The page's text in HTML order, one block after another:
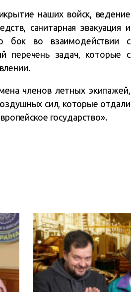
наших войск, ведение
санитарная эвакуация и
бок во взаимодействии с
перечень задач, которые с
членов летных экипажей,
сил, которые отдали
государство».